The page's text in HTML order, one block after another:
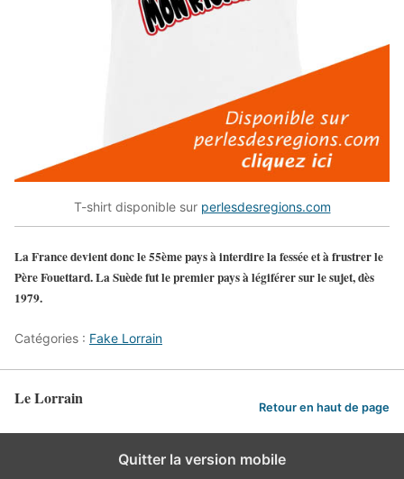
T-shirt disponible sur perlesdesregions.com
La France devient donc le 55ème pays à interdire la fessée et à frustrer le
Père Fouettard. La Suède fut le premier pays à légiférer sur le sujet, dès
1979.
Catégories : Fake Lorrain
Le Lorrain Retour en haut de page
Quitter la version mobile